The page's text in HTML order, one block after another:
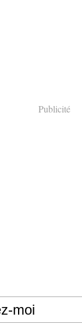
Publicité
moi